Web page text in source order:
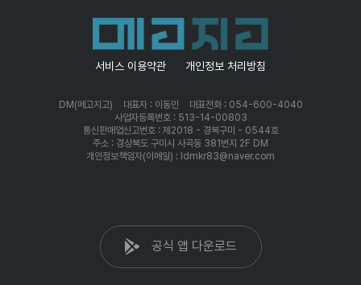
서비스 이용약관 개인정보 처리방침
DM(메고지고) 대표자 : 이동민
대표전화 : 054-600-4040
사업자등록번호 : 513-14-00803
통신판매업신고번호 : 제2018 - 경북구미 - 0544호
주소 : 경상북도 구미시 사곡동 381번지 2F DM
개인정보책임자(이메일) : ldmkr83@naver.com
공식 앱 다운로드